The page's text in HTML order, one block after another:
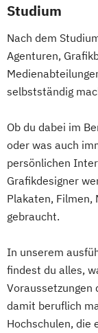
Studium
Nach dem
Agenturen,
selbstständig
Ob du dabei im
oder was auch
persönlichen
Grafikdesigner
Plakaten, Filmen,
gebraucht.
In unserem
findest du alles,
Voraussetzungen
damit beruflich
Hochschulen, die